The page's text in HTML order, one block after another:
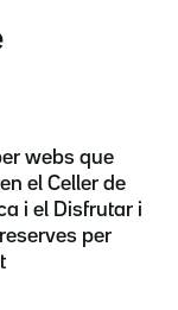
webs que
el Celler de
i el Disfrutar i
per